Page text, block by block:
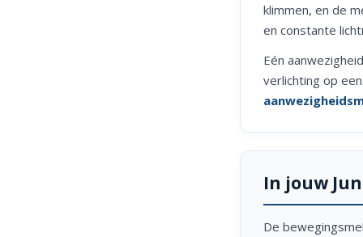
klimmen, en de
en constante
Eén
verlichting op
In jouw
De